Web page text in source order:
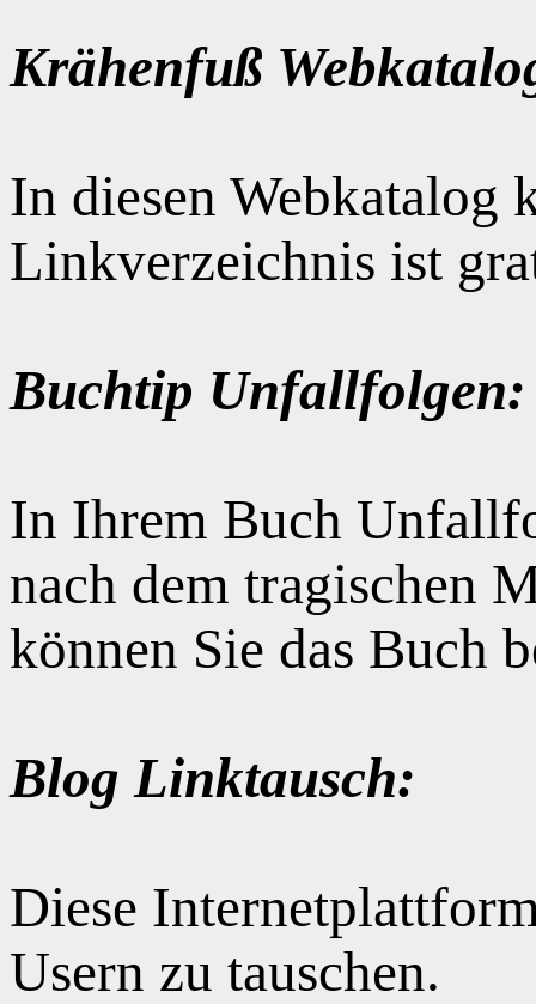
Krähenfuß
In diesen Webkatalog
Linkverzeichnis ist
Buchtip Unfallfolgen:
In Ihrem Buch
nach dem tragischen
können Sie das Buch
Blog Linktausch:
Diese
Usern zu tauschen.